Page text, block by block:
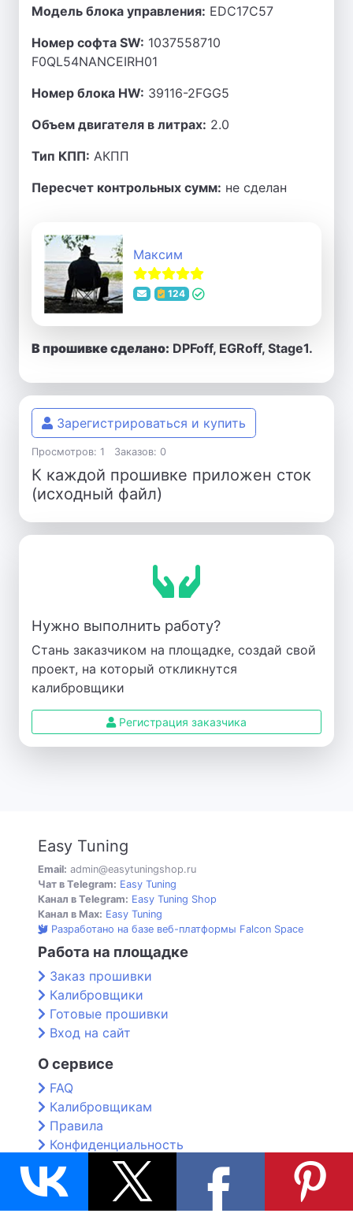
Модель блока управления: EDC17C57
Номер софта SW: 1037558710
F0QL54NANCEIRH01
Номер блока HW: 39116-2FGG5
Объем двигателя в литрах: 2.0
Тип КПП: АКПП
Пересчет контрольных сумм: не сделан
Максим
124
В прошивке сделано: DPFoff, EGRoff, Stage1.
Зарегистрироваться и купить
Просмотров: 1 Заказов: 0
К каждой прошивке приложен сток
(исходный файл)
Нужно выполнить работу?
Стань заказчиком на площадке, создай свой
проект, на который откликнутся
калибровщики
Регистрация заказчика
Easy Tuning
Email: admin@easytuningshop.ru
Чат в Telegram: Easy Tuning
Канал в Telegram: Easy Tuning Shop
Канал в Max: Easy Tuning
Разработано на базе веб-платформы Falcon Space
Работа на площадке
Заказ прошивки
Калибровщики
Готовые прошивки
Вход на сайт
О сервисе
FAQ
Калибровщикам
Правила
Конфиденциальность
Контакты